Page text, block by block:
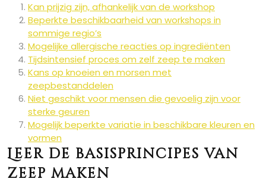
Kan prijzig zijn, afhankelijk van de workshop
Beperkte beschikbaarheid van workshops in
sommige regio’s
Mogelijke allergische reacties op ingrediënten
Tijdsintensief proces om zelf zeep te maken
Kans op knoeien en morsen met
zeepbestanddelen
Niet geschikt voor mensen die gevoelig zijn voor
sterke geuren
Mogelijk beperkte variatie in beschikbare kleuren en
vormen
Leer de basisprincipes van
zeep maken